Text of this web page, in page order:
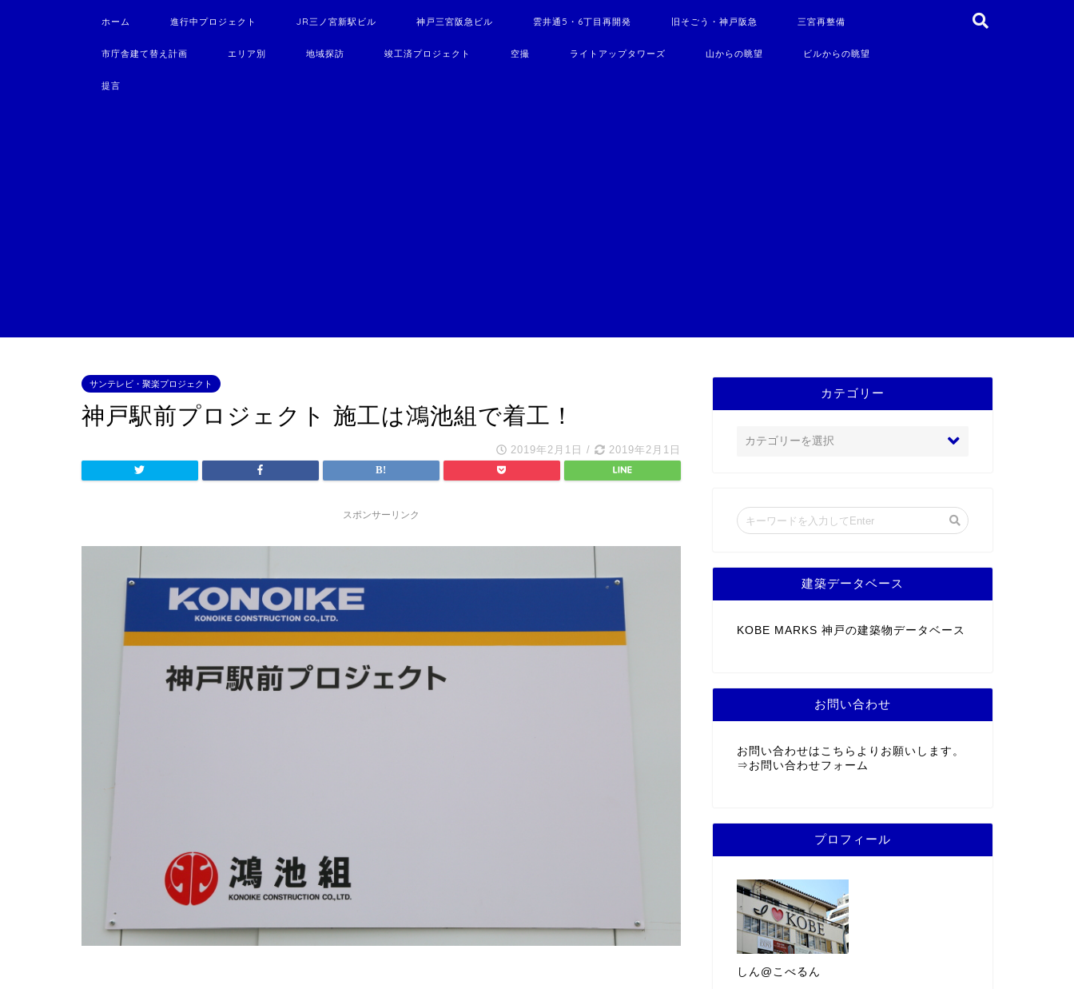
ホーム 進行中プロジェクト JR三ノ宮新駅ビル 神戸三宮阪急ビル 雲井通5・6丁目再開発 旧そごう・神戸阪急 三宮再整備
市庁舎建て替え計画 エリア別 地域探訪 竣工済プロジェクト 空撮 ライトアップタワーズ 山からの眺望 ビルからの眺望
提言
サンテレビ・聚楽プロジェクト
神戸駅前プロジェクト 施工は鴻池組で着工！
2019年2月1日 / 2019年2月1日
スポンサーリンク
カテゴリー
建築データベース
KOBE MARKS 神戸の建築物データベース
お問い合わせ
お問い合わせはこちらよりお願いします。
⇒ お問い合わせフォーム
プロフィール
しん@こべるん